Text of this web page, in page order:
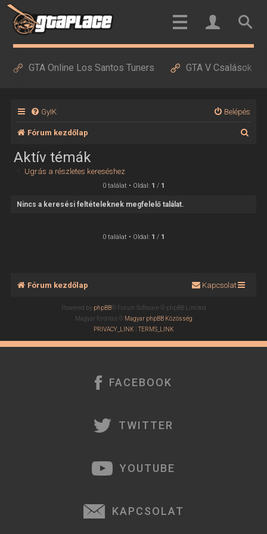
GTA Online Los Santos Tuners GTA V Csalások
GyIK Belépés
Fórum kezdőlap
Aktív témák
Ugrás a részletes kereséshez
0 találat • Oldal: 1 / 1
Nincs a keresési feltételeknek megfelelő találat.
0 találat • Oldal: 1 / 1
Fórum kezdőlap Kapcsolat
Powered by phpBB® Forum Software © phpBB Limited
Magyar fordítás ©
Magyar phpBB Közösség
PRIVACY_LINK| TERMS_LINK
FACEBOOK
TWITTER
YOUTUBE
KAPCSOLAT